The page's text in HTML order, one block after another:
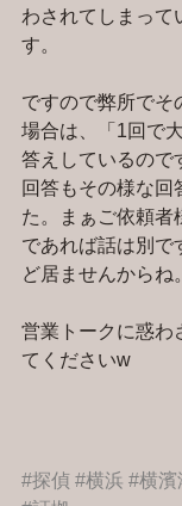
わされてしまって
す。
ですので弊所でそ
場合は、「1回で
答えしているので
回答もその様な回
た。まぁご依頼者
であれば話は別で
ど居ませんからね。
営業トークに惑わ
てくださいw
#探偵 #横浜 #横濱